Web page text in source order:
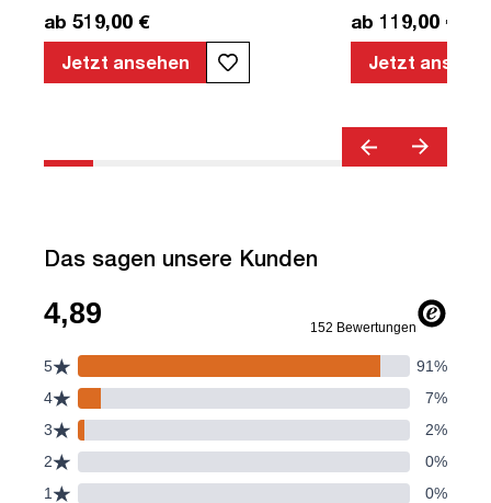
Höhenverstellbar | Verstellbare
Armlehnen | Verstellbare Rückenlehne |
Belastbar bis 120kg | Textil | Schwarz |
ab 519,00 €
Jetzt ansehen
ab 119,00 €
Jetzt
Das sagen unsere Kunden